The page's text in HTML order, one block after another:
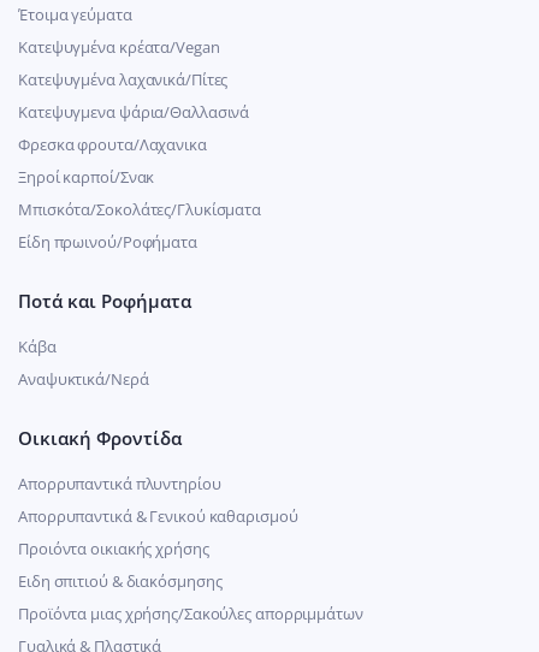
Έτοιμα γεύματα
Κατεψυγμένα κρέατα/Vegan
Kατεψυγμένα λαχανικά/Πίτες
Κατεψυγμενα ψάρια/Θαλλασινά
Φρεσκα φρουτα/Λαχανικα
Ξηροί καρποί/Σνακ
Μπισκότα/Σοκολάτες/Γλυκίσματα
Είδη πρωινού/Ροφήματα
Ποτά και Ροφήματα
Κάβα
Αναψυκτικά/Νερά
Οικιακή Φροντίδα
Απορρυπαντικά πλυντηρίου
Απορρυπαντικά & Γενικού καθαρισμού
Προιόντα οικιακής χρήσης
Ειδη σπιτιού & διακόσμησης
Προϊόντα μιας χρήσης/Σακούλες απορριμμάτων
Γυαλικά & Πλαστικά